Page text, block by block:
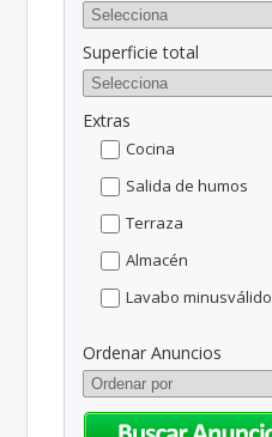
Superficie total
Extras
Cocina
Salida de humos
Terraza
Almacén
Lavabo minusválido
Ordenar Anuncios